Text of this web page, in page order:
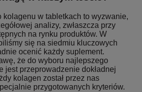
kolagenu w tabletkach to wyzwanie,
analizy, zwłaszcza przy
na rynku produktów. W
się na siedmiu kluczowych
ocenić każdy suplement.
że do wyboru najlepszego
jest przeprowadzenie dokładnej
kolagen został przez nas
przygotowanych kryteriów.